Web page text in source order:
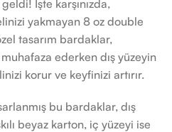
İşte karşınızda,
yakmayan 8 oz double
tasarım bardaklar,
ederken dış yüzeyin
korur ve keyfinizi artırır.
bu bardaklar, dış
beyaz karton, iç yüzeyi ise